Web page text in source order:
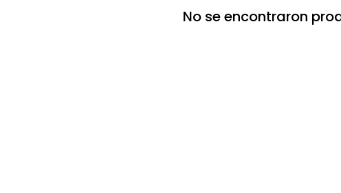
No se encontraron